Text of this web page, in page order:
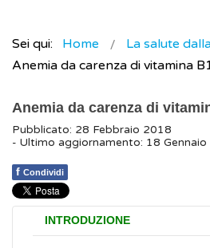
Sei qui: Home La salute
Anemia da carenza di vitamina
Anemia da carenza di
Pubblicato: 28 Febbraio 2018
- Ultimo aggiornamento: 18
f Condividi
INTRODUZIONE